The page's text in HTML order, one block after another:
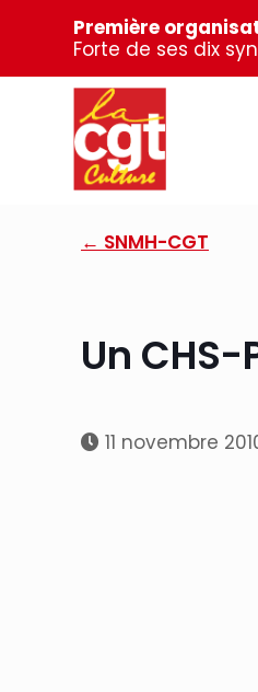
Première
Forte de ses dix
← SNMH-CGT
Un
11 novembre